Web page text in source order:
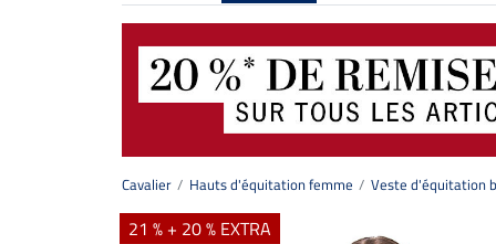
Cavalier Hauts d'équitation femme Veste d'équitation
21 % + 20 % EXTRA